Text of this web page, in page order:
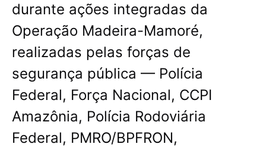
durante ações integradas da
Operação Madeira-Mamoré,
realizadas pelas forças de
segurança pública — Polícia
Federal, Força Nacional, CCPI
Amazônia, Polícia Rodoviária
Federal, PMRO/BPFRON,